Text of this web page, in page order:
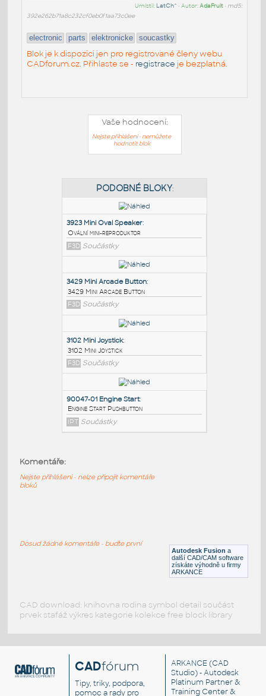
Umístil: LatCh^ • Autor:AdaFruit• md5:
392e262b71a8c232cf0eb0f1aa73c0ee
electronic parts elektronicke soucastky
Blok je k dispozici jen pro registrované členy webu
CADforum.cz. Přihlaste se - registrace je bezplatná.
Vaše hodnocení:
Nejste přihlášeni - nemůžete
hodnotit blok
PODOBNÉ BLOKY
3923 Mini Oval Speaker
Ovální mini-reproduktor
F3D Součástky
3429 Mini Arcade Button
3429 Mini Arcade Button
F3D Součástky
3102 Mini Joystick
Engine Start Pushbutton
Autodesk Fusion a
další CAD/CAM software
získáte výhodně u firmy
ARKANCE
Komentáře:
Nejste přihlášeni - nelze připojit komentáře
bloků
Dosud žádné komentáře - buďte první
CAD download: knihovna rodina symbol detail součást
prvek stafáž výkres kategorie kolekce free block library
CADfórum
Tipy, triky, podpora,
pomoc a rady pro
ARKANCE (CAD
Studio) - Autodesk
Platinum Partner &
Training Center &